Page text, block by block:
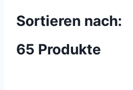
Sortieren nach:
65 Produkte